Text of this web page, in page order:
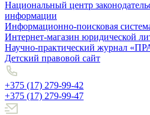
Национальный центр
информации
Информационно-поисковая
Интернет-магазин юридической
Научно-практический журнал
Детский правовой сайт
+375 (17) 279-99-42
+375 (17) 279-99-47